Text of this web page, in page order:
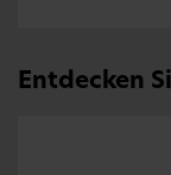
Entdecken